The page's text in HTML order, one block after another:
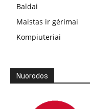
Baldai
Maistas ir gėrimai
Kompiuteriai
Nuorodos